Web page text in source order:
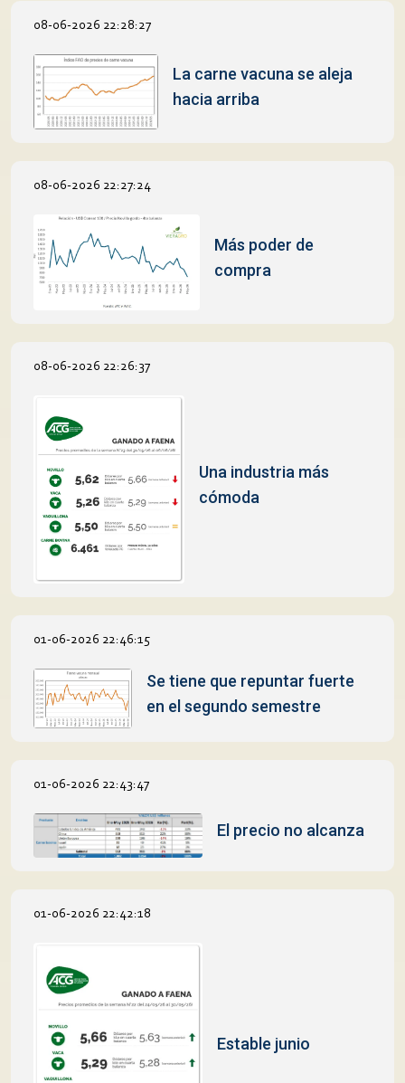
08-06-2026 22:28:27
La carne vacuna se aleja
hacia arriba
08-06-2026 22:27:24
Más poder de
compra
08-06-2026 22:26:37
Una industria más
cómoda
01-06-2026 22:46:15
Se tiene que repuntar fuerte
en el segundo semestre
01-06-2026 22:43:47
El precio no alcanza
01-06-2026 22:42:18
Estable junio